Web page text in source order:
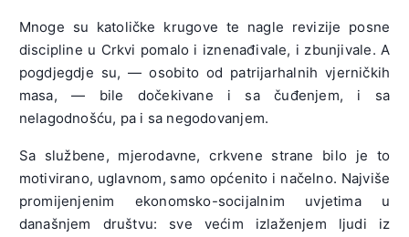
Mnoge su katoličke krugove te nagle revizije posne
discipline u Crkvi pomalo i iznenađivale, i zbunjivale. A
pogdjegdje su, — osobito od patrijarhalnih vjerničkih
masa, — bile dočekivane i sa čuđenjem, i sa
nelagodnošću, pa i sa negodovanjem.
Sa službene, mjerodavne, crkvene strane bilo je to
motivirano, uglavnom, samo općenito i načelno. Najviše
promijenjenim ekonomsko-socijalnim uvjetima u
današnjem društvu: sve većim izlaženjem ljudi iz